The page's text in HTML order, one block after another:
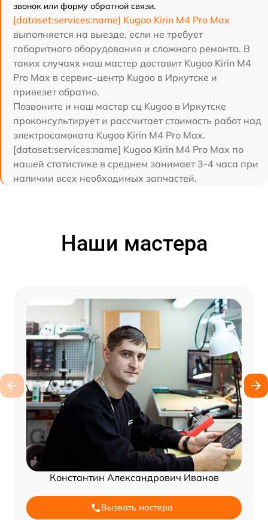
звонок или форму обратной связи.
[dataset:services:name] Kugoo Kirin M4 Pro Max
выполняется на выезде, если не требует
габаритного оборудования и сложного ремонта. В
таких случаях наш мастер доставит Kugoo Kirin M4
Pro Max в сервис-центр Kugoo в Иркутске и
привезет обратно.
Позвоните и наш мастер сц Kugoo в Иркутске
проконсультирует и рассчитает стоимость работ над
электросамоката Kugoo Kirin M4 Pro Max.
[dataset:services:name] Kugoo Kirin M4 Pro Max по
нашей статистике в среднем занимает 3-4 часа при
наличии всех необходимых запчастей.
Наши мастера
Константин Александрович Иванов
Вызвать мастера